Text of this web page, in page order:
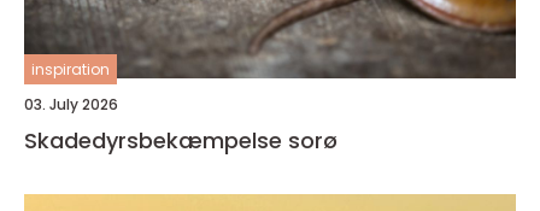
inspiration
03. July 2026
Skadedyrsbekæmpelse sorø